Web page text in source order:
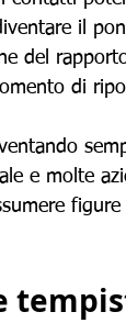
il
del
di
e molte